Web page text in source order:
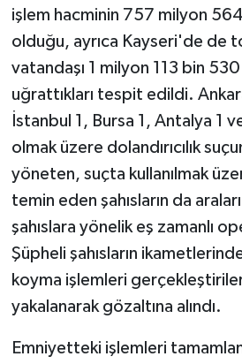
işlem hacminin 757 milyon
olduğu, ayrıca Kayseri'de de
vatandaşı 1 milyon 113 bin
uğrattıkları tespit edildi.
İstanbul 1, Bursa 1, Antalya 1
olmak üzere dolandırıcılık
yöneten, suçta kullanılmak
temin eden şahısların da
şahıslara yönelik eş zamanlı
Şüpheli şahısların
koyma işlemleri
yakalanarak gözaltına alındı.
Emniyetteki işlemleri